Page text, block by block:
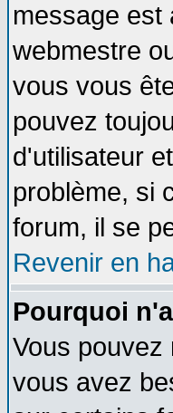
message est
webmestre
vous vous
pouvez
d'utilisateur
problème, si
forum, il se
Revenir en
Pourquoi
Vous pouvez
vous avez